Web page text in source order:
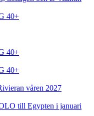
40+
40+
40+
våren 2027
till Egypten i januari